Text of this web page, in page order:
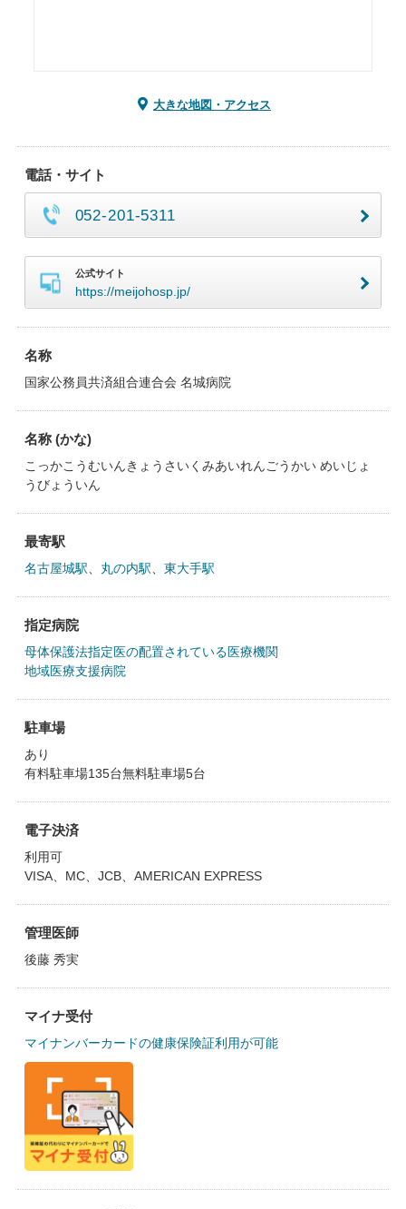
大きな地図・アクセス
電話・サイト
052-201-5311
公式サイト
https://meijohosp.jp/
名称
国家公務員共済組合連合会 名城病院
名称 (かな)
こっかこうむいんきょうさいくみあいれんごうかい めいじょ
うびょういん
最寄駅
名古屋城駅 丸の内駅 東大手駅
指定病院
母体保護法指定医の配置されている医療機関
地域医療支援病院
駐車場
あり
有料駐車場135台無料駐車場5台
電子決済
利用可
VISA、MC、JCB、AMERICAN EXPRESS
管理医師
後藤 秀実
マイナ受付
マイナンバーカードの健康保険証利用が可能